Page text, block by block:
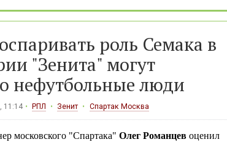
роль Семака в
"Зенита" могут
нефутбольные люди
11:14 РПЛ Зенит Спартак Москва
московского "Спартака" Олег Романцев оценил